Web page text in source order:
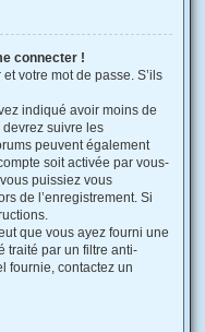
connecter !
votre mot de passe. S’ils
indiqué avoir moins de
devrez suivre les
peuvent également
soit activée par vous-
puissiez vous
de l’enregistrement. Si
que vous ayez fourni une
traité par un filtre anti-
fournie, contactez un